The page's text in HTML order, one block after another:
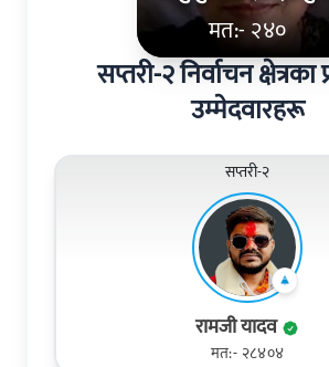
मत:- २४०
सप्तरी-२ निर्वाचन क्षेत्रका
उम्मेदवारहरू
सप्तरी-२
रामजी यादव
मत:- २८४०४